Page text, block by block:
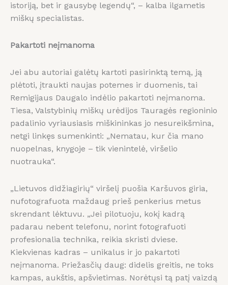
istoriją, bet ir gausybę legendų“, – kalba ilgametis
miškų specialistas.
Pakartoti neįmanoma
Jei abu autoriai galėtų kartoti pasirinktą temą, ją
plėtoti, įtraukti naujas potemes ir duomenis, tai
Remigijaus Daugalo indėlio pakartoti neįmanoma.
Tiesa, Valstybinių miškų urėdijos Tauragės regioninio
padalinio vyriausiasis miškininkas jo nesureikšmina,
netgi linkęs sumenkinti: „Nematau, kur čia mano
nuopelnas, knygoje – tik vienintelė, viršelio
nuotrauka“.
„Lietuvos didžiagirių“ viršelį puošia Karšuvos giria,
nufotografuota maždaug prieš penkerius metus
skrendant lėktuvu. „Jei pilotuoju, kokį kadrą
padarau nebent telefonu, norint fotografuoti
profesionalia technika, reikia skristi dviese.
Kiekvienas kadras – unikalus ir jo pakartoti
neįmanoma. Priežasčių daug: didelis greitis, ne toks
kampas, aukštis, apšvietimas. Norėtųsi tą patį vaizdą